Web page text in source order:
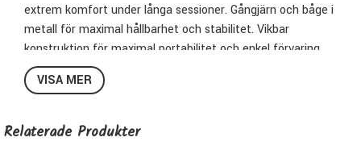
extrem komfort under långa sessioner. Gångjärn och båge i
metall för maximal hållbarhet och stabilitet. Vikbar
konstruktion för maximal portabilitet och enkel förvaring.
Made in Austria.
kunnande som ligger bakom flera legendariska lurar och
VISA MER
Relaterade Produkter